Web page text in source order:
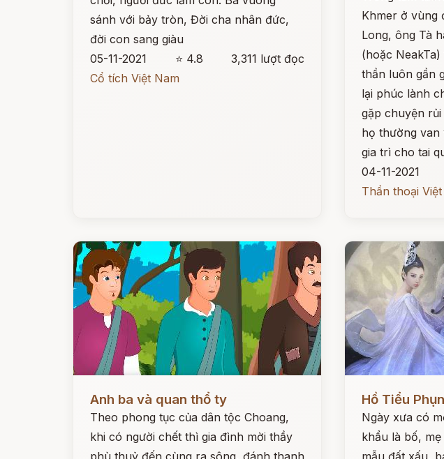
sánh với bảy tròn, Đời cha nhân đức,
đời con sang giàu
05-11-2021
⭐ 4.8
3,311 lượt đọc
Cổ tích Việt Nam
Khmer ở vùng
Long, ông Tà
(hoặc
thần luôn gần
lại phúc lành
gặp chuyện
họ thường van
gia trì cho tai
04-11-2021
Thần thoại
Anh ba và quan thổ ty
Theo phong tục của dân tộc Choang,
khi có người chết thì gia đình mời thầy
phù thuỷ đến cùng ra sông, đánh thanh
Đọc ngay
Hồ Tiểu
Ngày xưa có
khẩu là bố,
mẫu đất xấu,